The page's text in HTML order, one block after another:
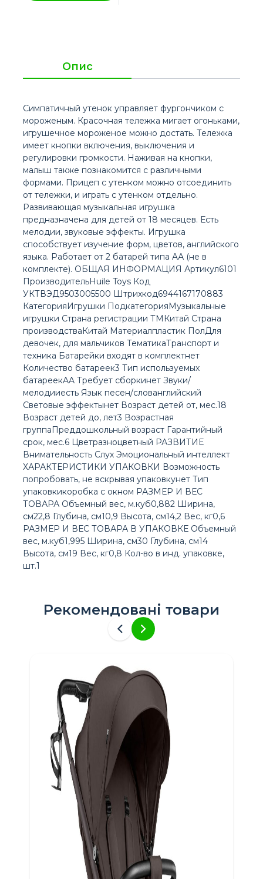
Опис
Симпатичный утенок управляет фургончиком с
мороженым. Красочная тележка мигает огоньками,
игрушечное мороженое можно достать. Тележка
имеет кнопки включения, выключения и
регулировки громкости. Наживая на кнопки,
малыш также познакомится с различными
формами. Прицеп с утенком можно отсоединить
от тележки, и играть с утенком отдельно.
Развивающая музыкальная игрушка
предназначена для детей от 18 месяцев. Есть
мелодии, звуковые эффекты. Игрушка
способствует изучение форм, цветов, английского
языка. Работает от 2 батарей типа AА (не в
комплекте). ОБЩАЯ ИНФОРМАЦИЯ Артикул6101
ПроизводительHuile Toys Код
УКТВЭД9503005500 Штрихкод6944167170883
КатегорияИгрушки ПодкатегорияМузыкальные
игрушки Страна регистрации ТМКитай Страна
производстваКитай Материалпластик ПолДля
девочек, для мальчиков ТематикаТранспорт и
техника Батарейки входят в комплектнет
Количество батареек3 Тип используемых
батареекAA Требует сборкинет Звуки/
мелодииесть Язык песен/слованглийский
Световые эффектынет Возраст детей от, мес.18
Возраст детей до, лет3 Возрастная
группаПреддошкольный возраст Гарантийный
срок, мес.6 Цветразноцветный РАЗВИТИЕ
Внимательность Слух Эмоциональный интеллект
ХАРАКТЕРИСТИКИ УПАКОВКИ Возможность
попробовать, не вскрывая упаковкунет Тип
упаковкикоробка с окном РАЗМЕР И ВЕС
ТОВАРА Объемный вес, м.куб0,882 Ширина,
см22,8 Глубина, см10,9 Высота, см14,2 Вес, кг0,6
РАЗМЕР И ВЕС ТОВАРА В УПАКОВКЕ Объемный
вес, м.куб1,995 Ширина, см30 Глубина, см14
Высота, см19 Вес, кг0,8 Кол-во в инд. упаковке,
шт.1
Рекомендовані товари